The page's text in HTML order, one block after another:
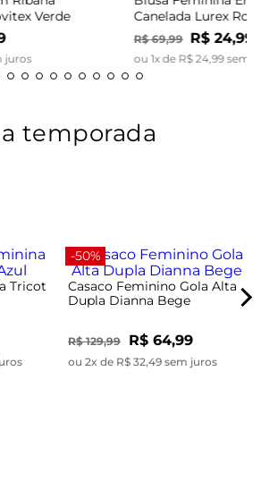
Verde
juros
Canelada Lurex
R$ 69,99 R$ 24,99
ou 1x de R$ 24,99sem
temporada
Tricot
-50%
Casaco Feminino Gola Alta
Dupla Dianna Bege
R$ 129,99 R$ 64,99
ou 2x de R$ 32,49 sem juros